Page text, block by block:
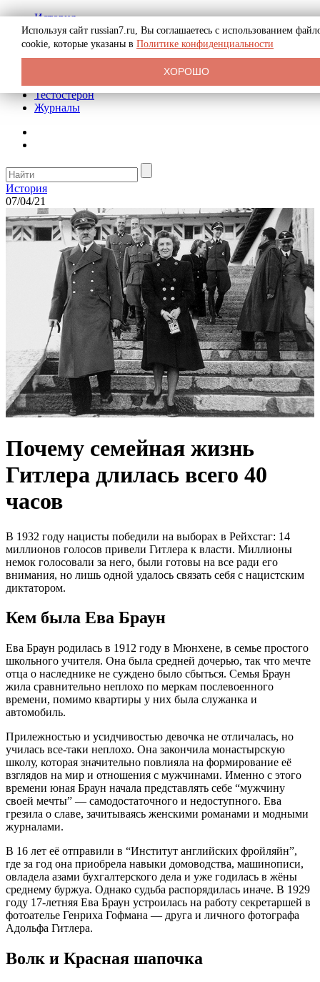
История
Биография
Криминал
Реклама на сайте
Тестостерон
Журналы
История
07/04/21
Почему семейная жизнь
Гитлера длилась всего 40
часов
В 1932 году нацисты победили на выборах в Рейхстаг: 14
миллионов голосов привели Гитлера к власти. Миллионы
немок голосовали за него, были готовы на все ради его
внимания, но лишь одной удалось связать себя с нацистским
диктатором.
Кем была Ева Браун
Ева Браун родилась в 1912 году в Мюнхене, в семье простого
школьного учителя. Она была средней дочерью, так что мечте
отца о наследнике не суждено было сбыться. Семья Браун
жила сравнительно неплохо по меркам послевоенного
времени, помимо квартиры у них была служанка и
автомобиль.
Прилежностью и усидчивостью девочка не отличалась, но
училась все-таки неплохо. Она закончила монастырскую
школу, которая значительно повлияла на формирование её
взглядов на мир и отношения с мужчинами. Именно с этого
времени юная Браун начала представлять себе “мужчину
своей мечты” — самодостаточного и недоступного. Ева
грезила о славе, зачитываясь женскими романами и модными
журналами.
В 16 лет её отправили в “Институт английских фройляйн”,
где за год она приобрела навыки домоводства, машинописи,
овладела азами бухгалтерского дела и уже годилась в жёны
среднему буржуа. Однако судьба распорядилась иначе. В 1929
году 17-летняя Ева Браун устроилась на работу секретаршей в
фотоателье Генриха Гофмана — друга и личного фотографа
Адольфа Гитлера.
Волк и Красная шапочка
Используя сайт russian7.ru, Вы соглашаетесь с использованием
cookie, которые указаны в Политике конфиденциальности
ХОРОШО